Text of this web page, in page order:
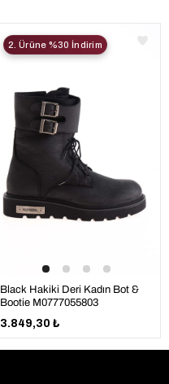
Black Hakiki Deri Kadın Bot &
Bootie M0777055803
3.849,30 ₺
2. Ürüne %30 İndirim